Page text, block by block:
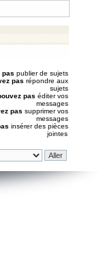
pas publier de sujets
pas répondre aux
sujets
pas éditer vos
messages
pas supprimer vos
messages
insérer des pièces
jointes